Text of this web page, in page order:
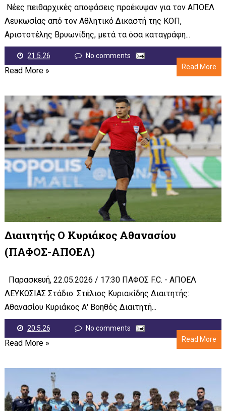
Νέες πειθαρχικές αποφάσεις προέκυψαν για τον ΑΠΟΕΛ
Λευκωσίας από τον Αθλητικό Δικαστή της ΚΟΠ,
Αριστοτέλης Βρυωνίδης, μετά τα όσα καταγράφη...
21.5.26
No comments
Read More
Read More »
Διαιτητής Ο Κυριάκος Αθανασίου
(ΠΑΦΟΣ-ΑΠΟΕΛ)
Παρασκευή, 22.05.2026 / 17:30 ΠΑΦΟΣ F.C. - ΑΠΟΕΛ
ΛΕΥΚΩΣΙΑΣ Στάδιο: Στέλιος Κυριακίδης Διαιτητής:
Αθανασίου Κυριάκος Α' Βοηθός Διαιτητή...
20.5.26
No comments
Read More
Read More »